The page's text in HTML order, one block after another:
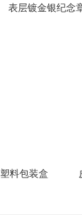
表层镀金银纪念
塑料包装盒